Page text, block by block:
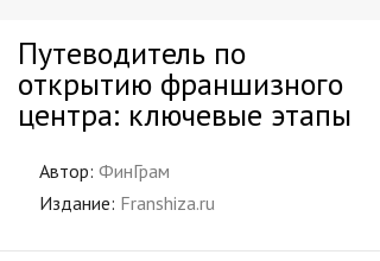
Путеводитель по
открытию франшизного
центра: ключевые этапы
Автор: ФинГрам
Издание: Franshiza.ru